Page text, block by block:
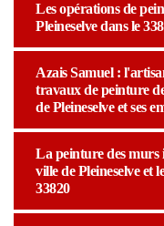
Les opérations de
Pleineselve dans le
Azais Samuel :
travaux de peinture
de Pleineselve et ses
La peinture des murs
ville de Pleineselve et
33820